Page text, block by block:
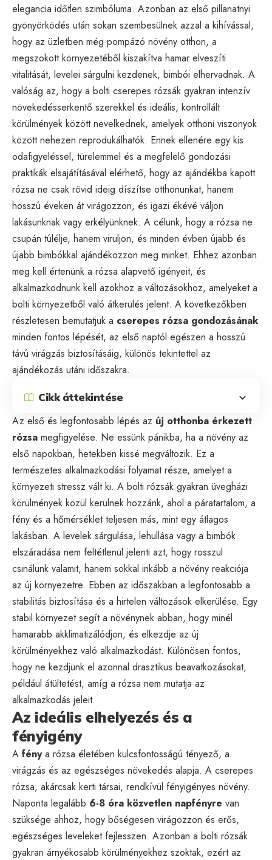
elegancia időtlen szimbóluma. Azonban az első pillanatnyi
gyönyörködés után sokan szembesülnek azzal a kihívással,
hogy az üzletben még pompázó növény otthon, a
megszokott környezetéből kiszakítva hamar elveszíti
vitalitását, levelei sárgulni kezdenek, bimbói elhervadnak. A
valóság az, hogy a bolti cserepes rózsák gyakran intenzív
növekedésserkentő szerekkel és ideális, kontrollált
körülmények között nevelkednek, amelyek otthoni viszonyok
között nehezen reprodukálhatók. Ennek ellenére egy kis
odafigyeléssel, türelemmel és a megfelelő gondozási
praktikák elsajátításával elérhető, hogy az ajándékba kapott
rózsa ne csak rövid ideig díszítse otthonunkat, hanem
hosszú éveken át virágozzon, és igazi ékévé váljon
lakásunknak vagy erkélyünknek. A célunk, hogy a rózsa ne
csupán túlélje, hanem viruljon, és minden évben újabb és
újabb bimbókkal ajándékozzon meg minket. Ehhez azonban
meg kell értenünk a rózsa alapvető igényeit, és
alkalmazkodnunk kell azokhoz a változásokhoz, amelyeket a
bolti környezetből való átkerülés jelent. A következőkben
részletesen bemutatjuk a cserepes rózsa gondozásának
minden fontos lépését, az első naptól egészen a hosszú
távú virágzás biztosításáig, különös tekintettel az
ajándékozás utáni időszakra.
Cikk áttekintése
Az első és legfontosabb lépés az új otthonba érkezett
rózsa megfigyelése. Ne essünk pánikba, ha a növény az
első napokban, hetekben kissé megváltozik. Ez a
természetes alkalmazkodási folyamat része, amelyet a
környezeti stressz vált ki. A bolti rózsák gyakran üvegházi
körülmények közül kerülnek hozzánk, ahol a páratartalom, a
fény és a hőmérséklet teljesen más, mint egy átlagos
lakásban. A levelek sárgulása, lehullása vagy a bimbók
elszáradása nem feltétlenül jelenti azt, hogy rosszul
csinálunk valamit, hanem sokkal inkább a növény reakciója
az új környezetre. Ebben az időszakban a legfontosabb a
stabilitás biztosítása és a hirtelen változások elkerülése. Egy
stabil környezet segít a növénynek abban, hogy minél
hamarabb akklimatizálódjon, és elkezdje az új
körülményekhez való alkalmazkodást. Különösen fontos,
hogy ne kezdjünk el azonnal drasztikus beavatkozásokat,
például átültetést, amíg a rózsa nem mutatja az
alkalmazkodás jeleit.
Az ideális elhelyezés és a
fényigény
A fénya rózsa életében kulcsfontosságú tényező, a
virágzás és az egészséges növekedés alapja. A cserepes
rózsa, akárcsak kerti társai, rendkívül fényigényes növény.
Naponta legalább 6-8 óra közvetlen napfényre van
szüksége ahhoz, hogy bőségesen virágozzon és erős,
egészséges leveleket fejlesszen. Azonban a bolti rózsák
gyakran árnyékosabb körülményekhez szoktak, ezért az